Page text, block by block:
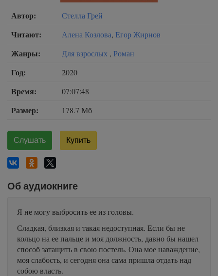
Автор: Стелла Грей
Читают: Алена Козлова, Егор Жирнов
Жанры: Для взрослых , Роман
Год: 2020
Время: 07:07:48
Размер: 178.7 Мб
Слушать Купить
Об аудиокниге
Я не могу выбросить ее из головы.
Сладкая, близкая и такая недоступная. Если бы не
кольцо на ее пальце и моя должность, давно бы нашел
способ затащить в свою постель. Она мое наваждение,
моя слабость, и сегодня она сама пришла отдать над
собою власть.